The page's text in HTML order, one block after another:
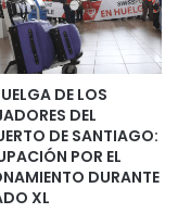
DE LOS
DEL
DE SANTIAGO:
POR EL
DURANTE
XL